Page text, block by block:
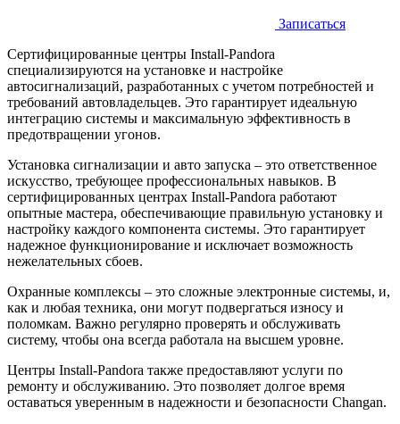
Записаться
Сертифицированные центры Install-Pandora
специализируются на установке и настройке
автосигнализаций, разработанных с учетом потребностей и
требований автовладельцев. Это гарантирует идеальную
интеграцию системы и максимальную эффективность в
предотвращении угонов.
Установка сигнализации и авто запуска – это ответственное
искусство, требующее профессиональных навыков. В
сертифицированных центрах Install-Pandora работают
опытные мастера, обеспечивающие правильную установку и
настройку каждого компонента системы. Это гарантирует
надежное функционирование и исключает возможность
нежелательных сбоев.
Охранные комплексы – это сложные электронные системы, и,
как и любая техника, они могут подвергаться износу и
поломкам. Важно регулярно проверять и обслуживать
систему, чтобы она всегда работала на высшем уровне.
Центры Install-Pandora также предоставляют услуги по
ремонту и обслуживанию. Это позволяет долгое время
оставаться уверенным в надежности и безопасности Changan.